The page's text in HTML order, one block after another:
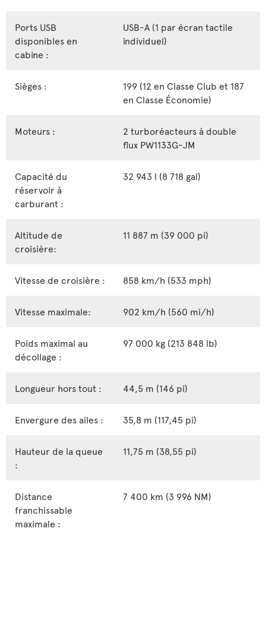
Ports USB
disponibles en
cabine :
USB-A (1 par écran tactile
individuel)
Sièges :
199 (12 en Classe Club et 187
en Classe Économie)
Moteurs :
2 turboréacteurs à double
flux PW1133G-JM
Capacité du
réservoir à
carburant :
32 943 l (8 718 gal)
Altitude de
croisière:
11 887 m (39 000 pi)
Vitesse de croisière : 858 km/h (533 mph)
Vitesse maximale: 902 km/h (560 mi/h)
Poids maximal au
décollage :
97 000 kg (213 848 lb)
Longueur hors tout : 44,5 m (146 pi)
Envergure des ailes : 35,8 m (117,45 pi)
Hauteur de la queue
:
11,75 m (38,55 pi)
Distance
franchissable
maximale :
7 400 km (3 996 NM)